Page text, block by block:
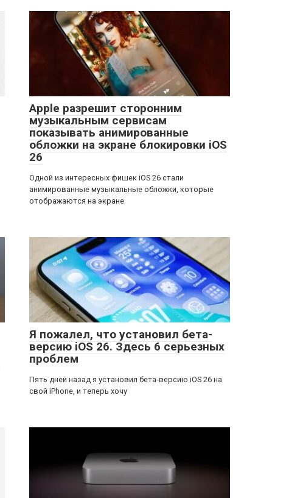
Apple разрешит сторонним
музыкальным сервисам
показывать анимированные
обложки на экране блокировки iOS
26
Одной из интересных фишек iOS 26 стали
анимированные музыкальные обложки, которые
отображаются на экране
Я пожалел, что установил бета-
версию iOS 26. Здесь 6 серьезных
проблем
Пять дней назад я установил бета-версию iOS 26 на
свой iPhone, и теперь хочу